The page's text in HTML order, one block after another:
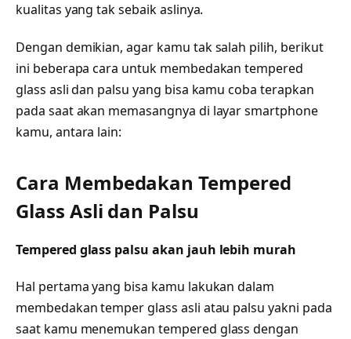
kualitas yang tak sebaik aslinya.
Dengan demikian, agar kamu tak salah pilih, berikut
ini beberapa cara untuk membedakan tempered
glass asli dan palsu yang bisa kamu coba terapkan
pada saat akan memasangnya di layar smartphone
kamu, antara lain:
Cara Membedakan Tempered
Glass Asli dan Palsu
Tempered glass palsu akan jauh lebih murah
Hal pertama yang bisa kamu lakukan dalam
membedakan temper glass asli atau palsu yakni pada
saat kamu menemukan tempered glass dengan